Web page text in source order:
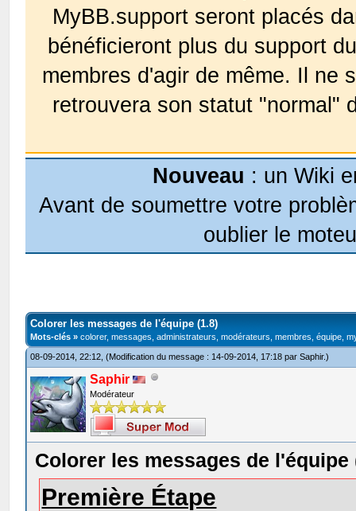
MyBB.support seront placés
bénéficieront plus du support
membres d'agir de même. Il ne
retrouvera son statut "normal"
Nouveau : un Wiki
Avant de soumettre votre
oublier le
Colorer les messages de l'équipe (1.8)
Mots-clés »colorer, messages, administrateurs, modérateurs, membres, équipe,
08-09-2014, 22:12,(Modification du message : 14-09-2014, 17:18 parSaphir.)
Saphir
Modérateur
Colorer les messages de l'équipe
Première Étape